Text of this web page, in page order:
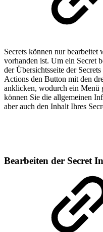
Secrets können nur bearbeitet
vorhanden ist. Um ein Secret
der Übersichtsseite der
Actions den Button mit den
anklicken, wodurch ein Menü
können Sie die allgemeinen
aber auch den Inhalt Ihres
Bearbeiten der Secret